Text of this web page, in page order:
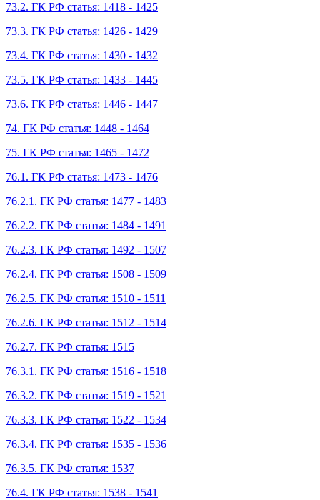
73.2. ГК РФ статья: 1418 - 1425
73.3. ГК РФ статья: 1426 - 1429
73.4. ГК РФ статья: 1430 - 1432
73.5. ГК РФ статья: 1433 - 1445
73.6. ГК РФ статья: 1446 - 1447
74. ГК РФ статья: 1448 - 1464
75. ГК РФ статья: 1465 - 1472
76.1. ГК РФ статья: 1473 - 1476
76.2.1. ГК РФ статья: 1477 - 1483
76.2.2. ГК РФ статья: 1484 - 1491
76.2.3. ГК РФ статья: 1492 - 1507
76.2.4. ГК РФ статья: 1508 - 1509
76.2.5. ГК РФ статья: 1510 - 1511
76.2.6. ГК РФ статья: 1512 - 1514
76.2.7. ГК РФ статья: 1515
76.3.1. ГК РФ статья: 1516 - 1518
76.3.2. ГК РФ статья: 1519 - 1521
76.3.3. ГК РФ статья: 1522 - 1534
76.3.4. ГК РФ статья: 1535 - 1536
76.3.5. ГК РФ статья: 1537
76.4. ГК РФ статья: 1538 - 1541